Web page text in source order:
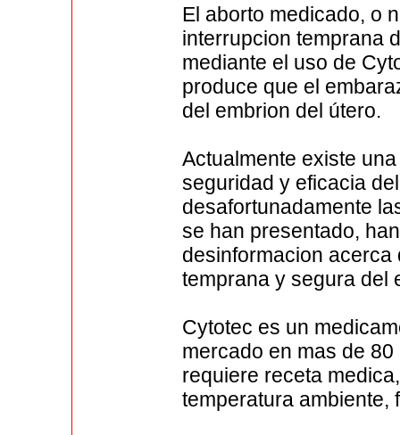
El aborto medicado, o
interrupcion temprana
mediante el uso de
produce que el
del embrion del útero.
Actualmente existe
seguridad y eficacia
desafortunadamente
se han presentado,
desinformacion
temprana y segura del
Cytotec es un
mercado en mas de
requiere receta
temperatura ambiente,